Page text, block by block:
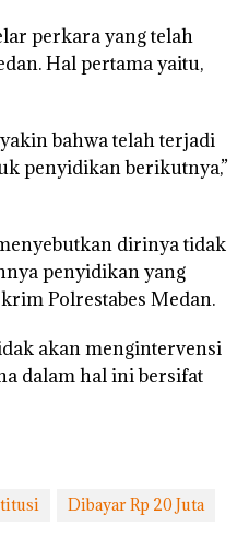
perkara yang telah
Hal pertama yaitu,
bahwa telah terjadi
penyidikan berikutnya,”
dirinya tidak
penyidikan yang
Polrestabes Medan.
akan mengintervensi
dalam hal ini bersifat
Dibayar Rp 20 Juta